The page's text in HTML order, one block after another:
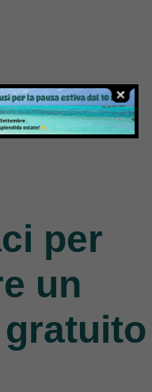
per
un